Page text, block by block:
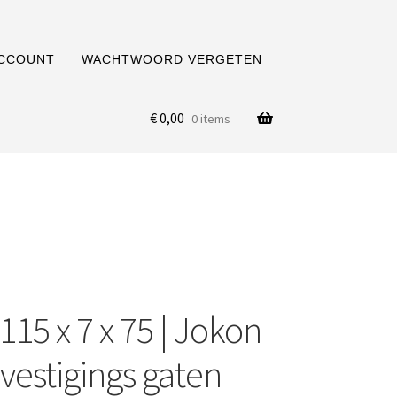
WACHTWOORD VERGETEN
€0,00 0 items
x 7 x 75 | Jokon
gaten